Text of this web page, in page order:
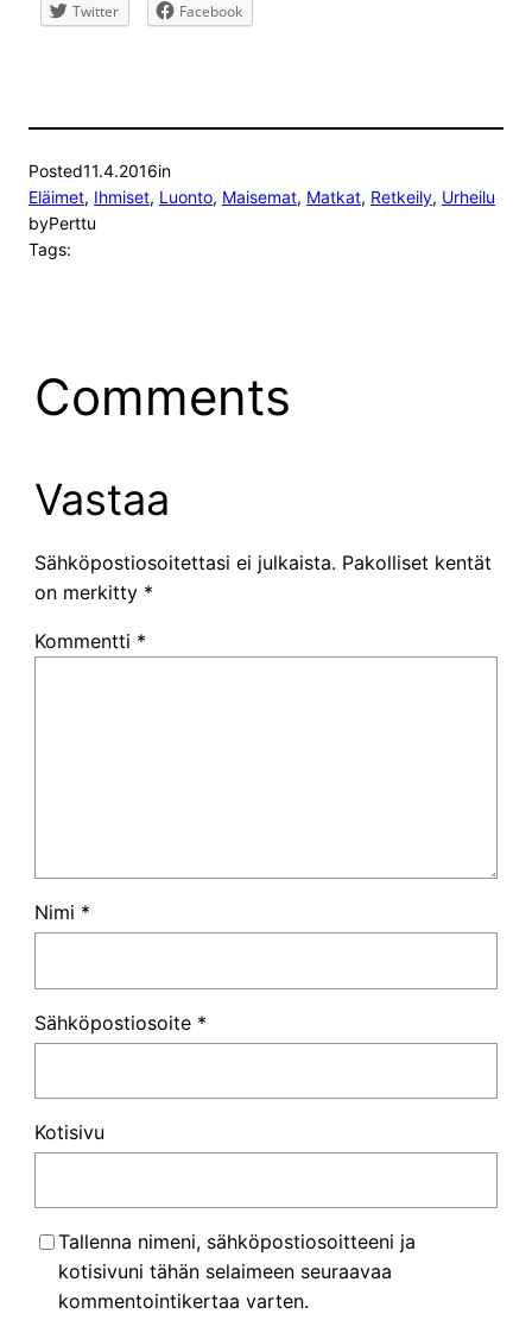
Twitter Facebook
Posted11.4.2016in
Eläimet, Ihmiset, Luonto, Maisemat, Matkat, Retkeily, Urheilu
byPerttu
Tags:
Comments
Vastaa
Sähköpostiosoitettasi ei julkaista. Pakolliset kentät
on merkitty *
Kommentti *
Nimi *
Sähköpostiosoite *
Kotisivu
Tallenna nimeni, sähköpostiosoitteeni ja
kotisivuni tähän selaimeen seuraavaa
kommentointikertaa varten.